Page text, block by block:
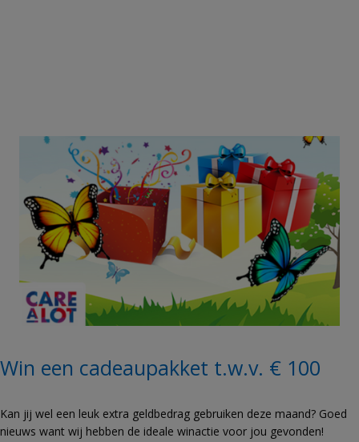
Win een cadeaupakket t.w.v. € 100
Kan jij wel een leuk extra geldbedrag gebruiken deze maand? Goed
nieuws want wij hebben de ideale winactie voor jou gevonden!